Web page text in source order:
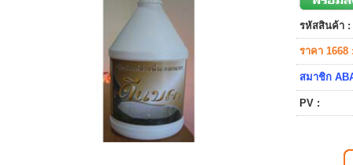
รหัสสินค้า :
ราคา 1668
สมาชิก
PV :